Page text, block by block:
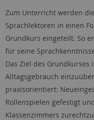
Zum Unterricht werden
Sprachlektoren in einen
Grundkurs eingeteilt. So
für seine
Das Ziel des Grundkurses
Alltagsgebrauch
praxisorientiert:
Rollenspielen gefestigt
Klassenzimmers